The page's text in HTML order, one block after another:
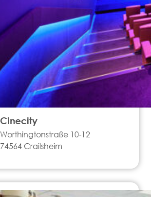
Cinecity
Worthingtonstraße 10-12
74564 Crailsheim